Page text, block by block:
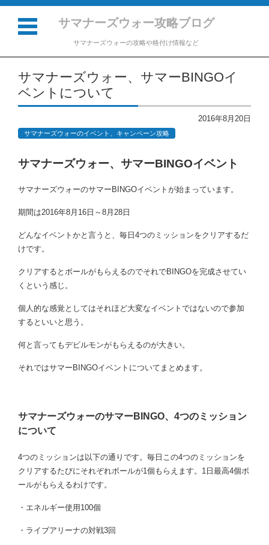
サマナーズウォー攻略ブログ
サマナーズウォーの攻略や格付け情報など
コンテンツに移動
サマナーズウォー、サマーBINGOイ
ベントについて
2016年8月20日
サマナーズウォーのイベント、キャンペーン攻略
サマナーズウォー、サマーBINGOイベント
サマナーズウォーのサマーBINGOイベントが始まっています。
期間は2016年8月16日～8月28日
どんなイベントかと言うと、毎日4つのミッションをクリアするだ
けです。
クリアするとボールがもらえるのでそれでBINGOを完成させてい
くという感じ。
個人的な感覚としてはそれほど大変なイベントではないので参加
するといいと思う。
何と言ってもデビルモンがもらえるのが大きい。
それではサマーBINGOイベントについてまとめます。
サマナーズウォーのサマーBINGO、4つのミッション
について
4つのミッションは以下の通りです。毎日この4つのミッションを
クリアするたびにそれぞれボールが1個もらえます。1日最高4個ボ
ールがもらえるわけです。
・エネルギー使用100個
・ライブアリーナの対戦3回